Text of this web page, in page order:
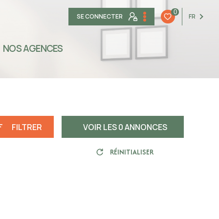
SE CONNECTER
0
FR
NOS AGENCES
FILTRER VOIR LES0ANNONCES
RÉINITIALISER